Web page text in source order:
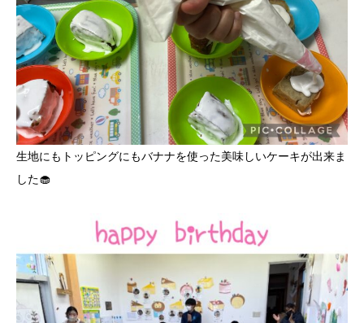
生地にもトッピングにもバナナを使った美味しいケーキが出来ま
した🧁